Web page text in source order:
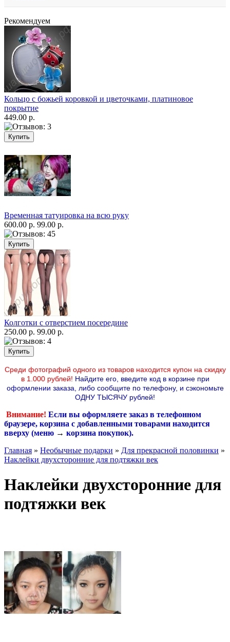
Рекомендуем
Кольцо с божьей коровкой и цветочками, платиновое
покрытие
449.00 р.
Временная татуировка на всю руку
600.00 р. 99.00 р.
Колготки с отверстием посередине
250.00 р. 99.00 р.
Среди фотографий одного из товаров находится купон на скидку
в 1.000 рублей! Найдите его, введите код в корзине при
оформлении заказа, либо сообщите по телефону, и сэкономьте
ОДНУ ТЫСЯЧУ рублей!
Внимание! Если вы оформляете заказ в телефонном
браузере, корзина с добавленными товарами находится
вверху (меню → корзина покупок).
Главная » Необычные подарки » Для прекрасной половинки »
Наклейки двухсторонние для подтяжки век
Наклейки двухсторонние для
подтяжки век